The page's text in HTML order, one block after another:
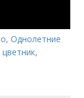
,Однолетние
,